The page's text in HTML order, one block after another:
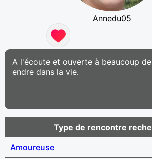
Annedu05
A l'écoute et ouverte à beaucoup
endre dans la vie.
Type de rencontre
Amoureuse